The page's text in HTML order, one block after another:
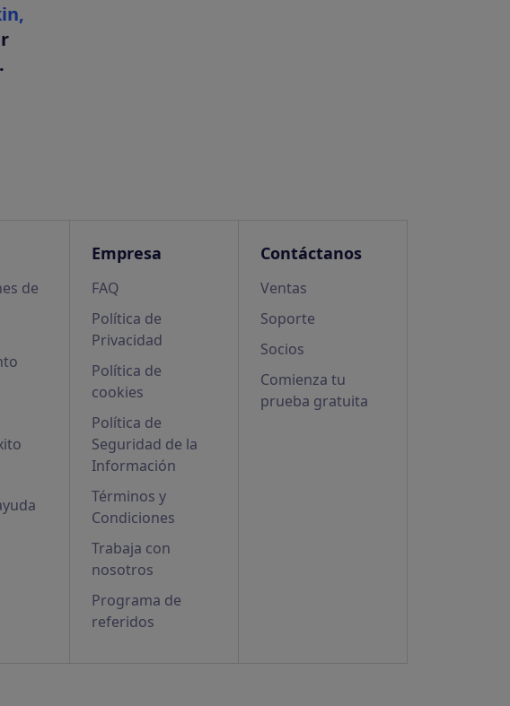
de
Empresa
FAQ
Política de
Privacidad
Política de
cookies
Política de
Seguridad de la
Información
Términos y
Condiciones
Trabaja con
nosotros
Programa de
referidos
Contáctanos
Ventas
Soporte
Socios
Comienza tu
prueba gratuita